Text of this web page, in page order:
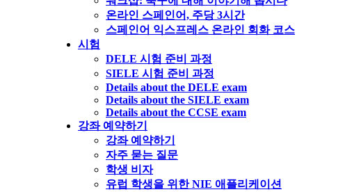
온라인 스페인어, 주당 3시간
스페인어 익스프레스 온라인 회화 코스
시험
DELE 시험 준비 과정
SIELE 시험 준비 과정
Details about the DELE exam
Details about the SIELE exam
Details about the CCSE exam
강좌 예약하기
강좌 예약하기
자주 묻는 질문
학생 비자
유럽 학생을 위한 NIE 애플리케이션